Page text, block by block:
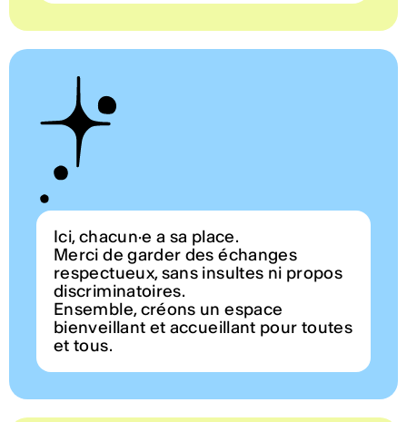
Ici, chacun·e a sa place.
Merci de garder des échanges
respectueux, sans insultes ni propos
discriminatoires.
Ensemble, créons un espace
bienveillant et accueillant pour toutes
et tous.